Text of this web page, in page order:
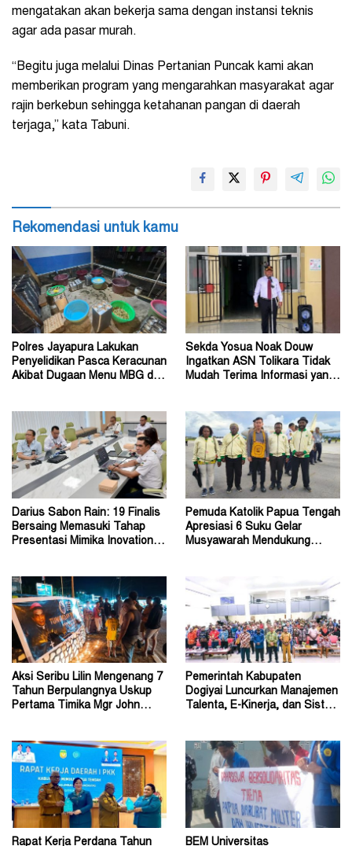
mengatakan akan bekerja sama dengan instansi teknis
agar ada pasar murah.
“Begitu juga melalui Dinas Pertanian Puncak kami akan
memberikan program yang mengarahkan masyarakat agar
rajin berkebun sehingga ketahanan pangan di daerah
terjaga,” kata Tabuni.
Rekomendasi untuk kamu
Polres Jayapura Lakukan
Penyelidikan Pasca Keracunan
Akibat Dugaan Menu MBG di
Sekda Yosua Noak Douw
Ingatkan ASN Tolikara Tidak
Mudah Terima Informasi yang
Darius Sabon Rain: 19 Finalis
Bersaing Memasuki Tahap
Presentasi Mimika Inovation
Pemuda Katolik Papua Tengah
Apresiasi 6 Suku Gelar
Musyawarah Mendukung
Aksi Seribu Lilin Mengenang 7
Tahun Berpulangnya Uskup
Pertama Timika Mgr John
Pemerintah Kabupaten
Dogiyai Luncurkan Manajemen
Talenta, E-Kinerja, dan Sistem
Rapat Kerja Perdana Tahun BEM Universitas